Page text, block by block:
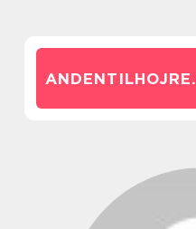
ANDENTILHOJRE.